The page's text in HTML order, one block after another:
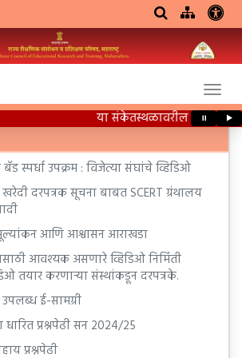
या संकेतस्थळावरील सर्व
⏸ ▶
स्पर्धा उपक्रम : विजेत्या संघांचे व्हिडिओ
दरपत्रक सूचना बाबत SCERT ग्रंथालय
आणि आश्वासन आराखडा
आवश्यक असणारे व्हिडिओ निर्मिती
तयार करणाऱ्या संस्थांकडून दरपत्रके.
ई-सामग्री
धारित प्रश्नपेढी सन 2024/25
प्रश्नपेढी